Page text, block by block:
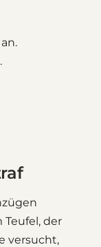
der
versucht,